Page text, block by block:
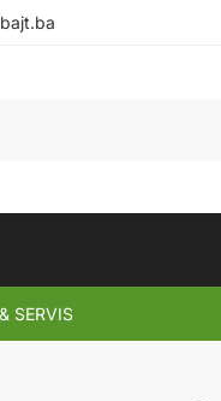
SERVIS